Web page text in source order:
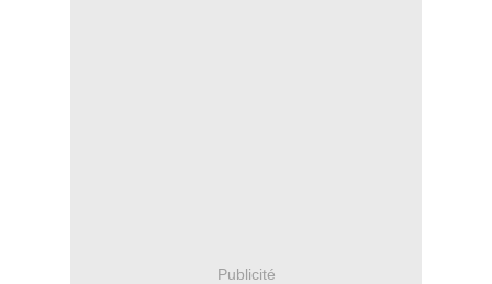
Publicité